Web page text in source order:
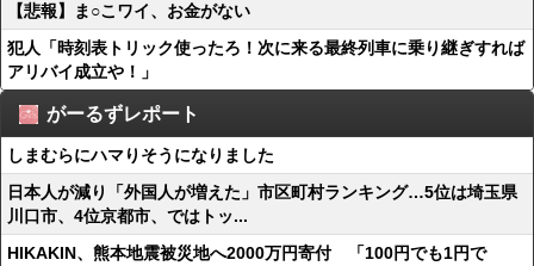
【悲報】ま○こワイ、お金がない
犯人「時刻表トリック使ったろ！次に来る最終列車に乗り継ぎすれば
アリバイ成立や！」
がーるずレポート
しまむらにハマりそうになりました
日本人が減り「外国人が増えた」市区町村ランキング…5位は埼玉県
川口市、4位京都市、ではトッ...
HIKAKIN、熊本地震被災地へ2000万円寄付 「100円でも1円で